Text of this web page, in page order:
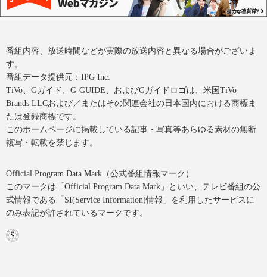
番組内容、放送時間などが実際の放送内容と異なる場合がございま
す。
番組データ提供元：IPG Inc.
TiVo、Gガイド、G-GUIDE、およびGガイドロゴは、米国TiVo
Brands LLCおよび／またはその関連会社の日本国内における商標ま
たは登録商標です。
このホームページに掲載している記事・写真等あらゆる素材の無断
複写・転載を禁じます。
Official Program Data Mark（公式番組情報マーク）
このマークは「Official Program Data Mark」といい、テレビ番組の公
式情報である「SI(Service Information)情報」を利用したサービスに
のみ表記が許されているマークです。